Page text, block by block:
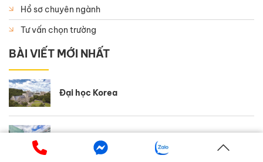
Hồ sơ chuyên ngành
Tư vấn chọn trường
BÀI VIẾT MỚI NHẤT
Đại học Korea